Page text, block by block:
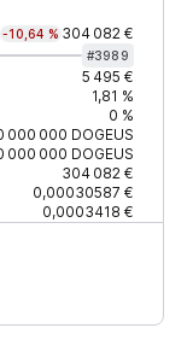
-10,64 % 304 082 €
#3989
5 495 €
1,81 %
0 %
000 000 DOGEUS
000 000 DOGEUS
304 082 €
0,00030587 €
0,0003418 €